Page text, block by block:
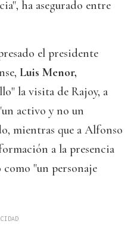
ha asegurado entre
el presidente
Luis Menor,
la visita de Rajoy, a
activo y no un
mientras que a Alfonso
a la presencia
"un personaje